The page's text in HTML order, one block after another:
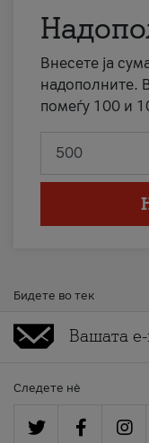
Внесете ја
надополните.
помеѓу 100 и
Бидете во тек
Следете нè